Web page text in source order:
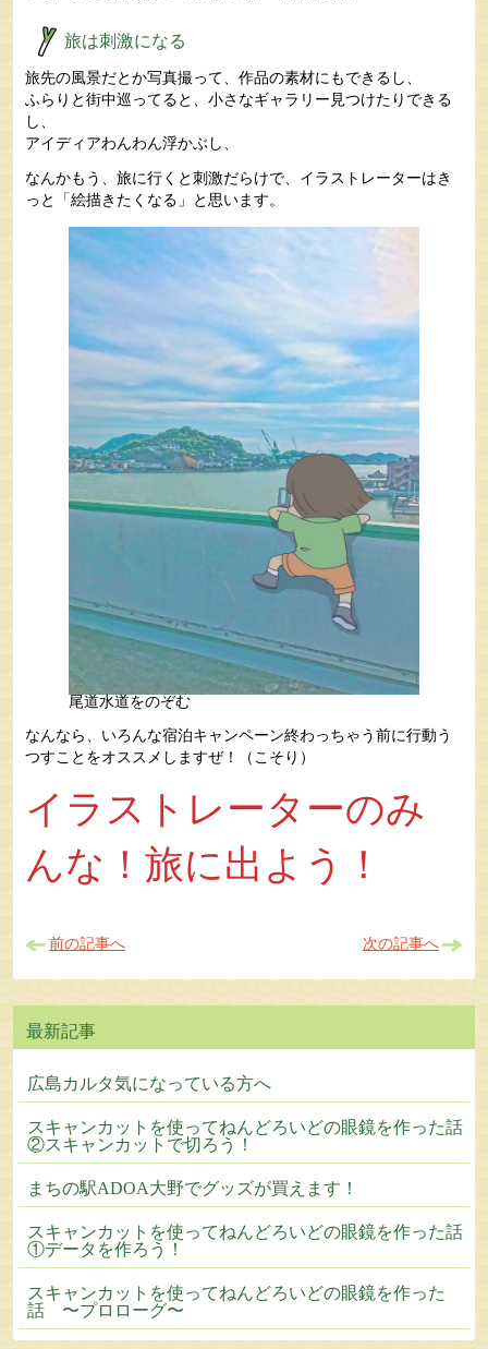
旅は刺激になる
旅先の風景だとか写真撮って、作品の素材にもできるし、
ふらりと街中巡ってると、小さなギャラリー見つけたりできる
し、
アイディアわんわん浮かぶし、
なんかもう、旅に行くと刺激だらけで、イラストレーターはき
っと「絵描きたくなる」と思います。
尾道水道をのぞむ
なんなら、いろんな宿泊キャンペーン終わっちゃう前に行動う
つすことをオススメしますぜ！（こそり）
イラストレーターのみ
んな！旅に出よう！
前の記事へ 次の記事へ
広島カルタ気になっている方へ
スキャンカットを使ってねんどろいどの眼鏡を作った話
②スキャンカットで切ろう！
まちの駅ADOA大野でグッズが買えます！
スキャンカットを使ってねんどろいどの眼鏡を作った話
①データを作ろう！
スキャンカットを使ってねんどろいどの眼鏡を作った
話 〜プロローグ〜